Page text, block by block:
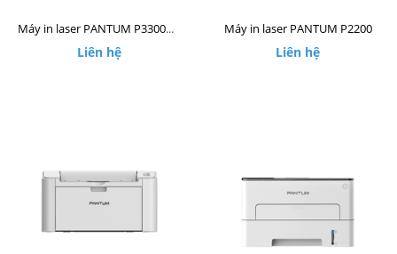
Máy in laser PANTUM P3300DW
Liên hệ
Máy in laser PANTUM P2200
Liên hệ